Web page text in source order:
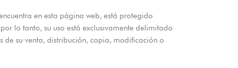
en esta página web, está protegido
lo tanto, su uso está exclusivamente delimitado
de su venta, distribución, copia, modificación o